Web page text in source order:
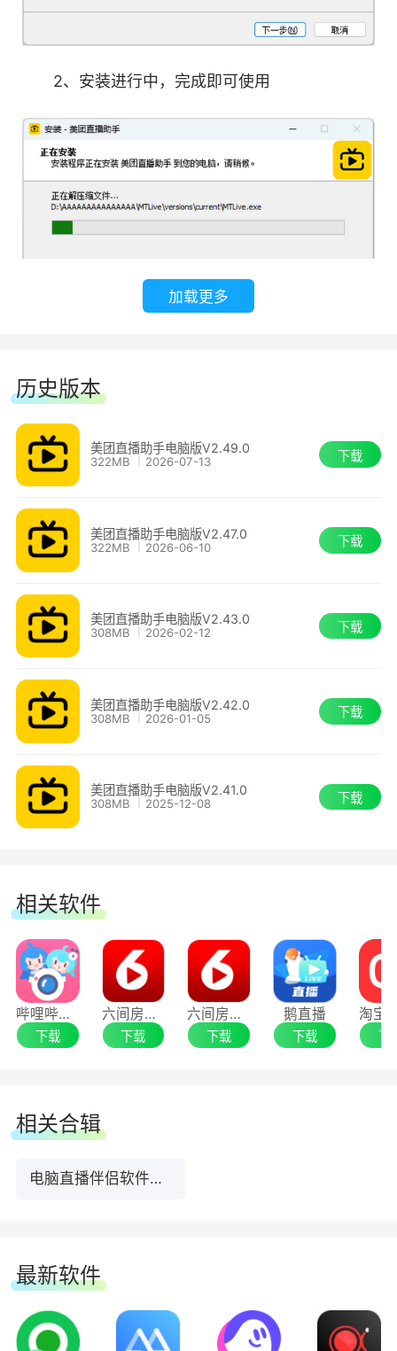
2、安装进行中，完成即可使用
加载更多
历史版本
美团直播助手电脑版V2.49.0
322MB 2026-07-13 下载
美团直播助手电脑版V2.47.0
322MB 2026-06-10 下载
美团直播助手电脑版V2.43.0
308MB 2026-02-12 下载
美团直播助手电脑版V2.42.0
308MB 2026-01-05 下载
美团直播助手电脑版V2.41.0
308MB 2025-12-08 下载
相关软件
哔哩哔哩直播姬64位
下载
六间房直播伴侣32位
下载
六间房直播伴侣64位
下载
鹅直播
下载 下
相关合辑
电脑直播伴侣软件合集
最新软件